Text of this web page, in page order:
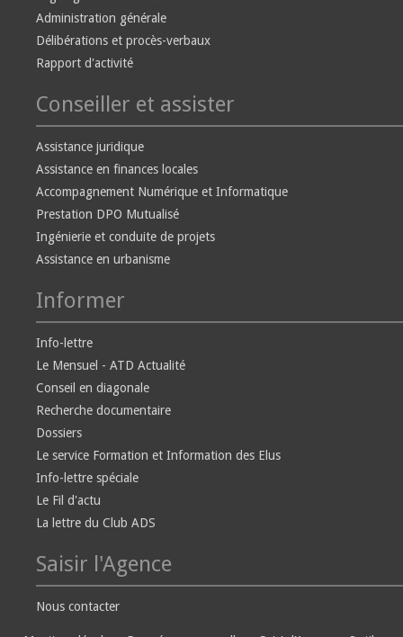
Administration générale
Délibérations et procès-verbaux
Rapport d'activité
Conseiller et assister
Assistance juridique
Assistance en finances locales
Accompagnement Numérique et Informatique
Prestation DPO Mutualisé
Ingénierie et conduite de projets
Assistance en urbanisme
Informer
Info-lettre
Le Mensuel - ATD Actualité
Conseil en diagonale
Recherche documentaire
Dossiers
Le service Formation et Information des Elus
Info-lettre spéciale
Le Fil d'actu
La lettre du Club ADS
Saisir l'Agence
Nous contacter